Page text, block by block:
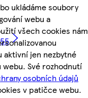
ukládáme soubory
webu a
všech cookies nám
aktivní jen nezbytné
Své rozhodnutí
osobních údajů
v patičce webu.